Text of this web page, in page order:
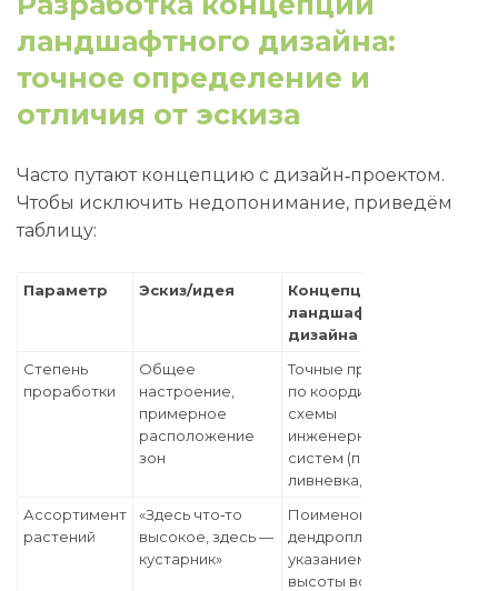
ландшафтного дизайна:
точное определение и
отличия от эскиза
Часто путают концепцию с дизайн‑проектом.
Чтобы исключить недопонимание, приведём
таблицу:
Параметр Эскиз/идея
Концепция
ландшафтного
дизайна
Степень
проработки
Общее
настроение,
примерное
расположение
зон
Точные привязки
по координатам,
схемы
инженерных
систем (полив,
ливневка, свет)
Ассортимент
растений
«Здесь что‑то
высокое, здесь —
кустарник»
Поименованный
дендроплан с
указанием сорта,
высоты во